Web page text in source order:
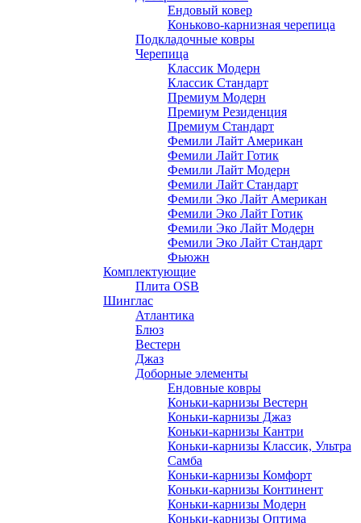
Ендовый ковер
Коньково-карнизная черепица
Подкладочные ковры
Черепица
Классик Модерн
Классик Стандарт
Премиум Модерн
Премиум Резиденция
Премиум Стандарт
Фемили Лайт Американ
Фемили Лайт Готик
Фемили Лайт Модерн
Фемили Лайт Стандарт
Фемили Эко Лайт Американ
Фемили Эко Лайт Готик
Фемили Эко Лайт Модерн
Фемили Эко Лайт Стандарт
Фьюжн
Комплектующие
Плита OSB
Шинглас
Атлантика
Блюз
Вестерн
Джаз
Доборные элементы
Ендовные ковры
Коньки-карнизы Вестерн
Коньки-карнизы Джаз
Коньки-карнизы Кантри
Коньки-карнизы Классик, Ультра
Самба
Коньки-карнизы Комфорт
Коньки-карнизы Континент
Коньки-карнизы Модерн
Коньки-карнизы Оптима